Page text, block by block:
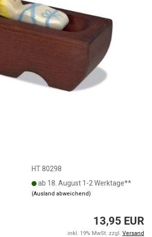
HT 80298
ab 18. August 1-2 Werktage**
(Ausland abweichend)
13,95 EUR
inkl. 19% MwSt. zzgl. Versand